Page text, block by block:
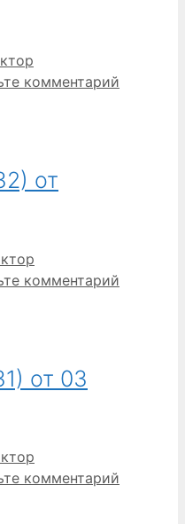
комментарий
от
комментарий
от 03
комментарий